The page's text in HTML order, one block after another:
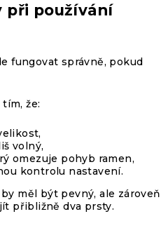
při používání
fungovat správně, pokud
že:
volný,
omezuje pohyb ramen,
kontrolu nastavení.
by měl být pevný, ale zároveň
přibližně dva prsty.